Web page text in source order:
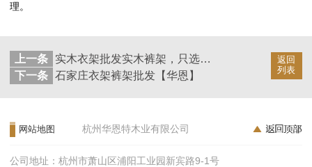
理。
返回
列表
上一条
实木衣架批发实木裤架，只选对不选贵的【华恩】
下一条 石家庄衣架裤架批发【华恩】
网站地图 杭州华恩特木业有限公司
公司地址：杭州市萧山区浦阳工业园新宾路9-1号